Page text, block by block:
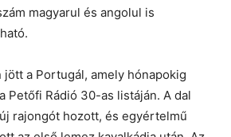
magyarul és angolul is
jött a Portugál, amely hónapokig
Petőfi Rádió 30-as listáján. A dal
rajongót hozott, és egyértelmű